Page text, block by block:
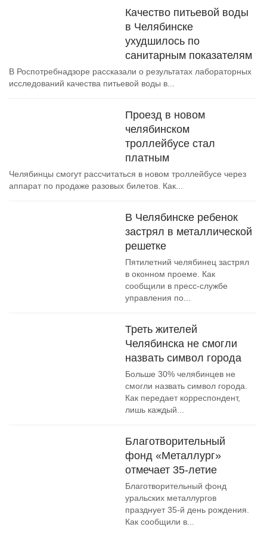
Качество питьевой воды
в Челябинске
ухудшилось по
санитарным показателям
В Роспотребнадзоре рассказали о результатах лабораторных
исследований качества питьевой воды в...
Проезд в новом
челябинском
троллейбусе стал
платным
Челябинцы смогут рассчитаться в новом троллейбусе через
аппарат по продаже разовых билетов. Как...
В Челябинске ребенок
застрял в металлической
решетке
Пятилетний челябинец застрял
в оконном проеме. Как
сообщили в пресс-службе
управления по...
Треть жителей
Челябинска не смогли
назвать символ города
Больше 30% челябинцев не
смогли назвать символ города.
Как передает корреспондент,
лишь каждый...
Благотворительный
фонд «Металлург»
отмечает 35-летие
Благотворительный фонд
уральских металлургов
празднует 35-й день рождения.
Как сообщили в...